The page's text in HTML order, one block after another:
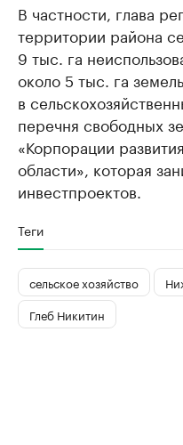
В частности, глава
территории района
9 тыс. га
около 5 тыс. га
в
перечня свободных
«Корпорации
области», которая
инвестпроектов.
Теги
сельское хозяйство
Глеб Никитин